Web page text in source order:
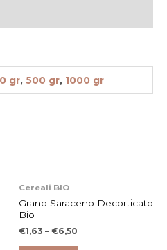
gr,500 gr, 1000 gr
Cereali BIO
Grano Saraceno Decorticato
Bio
€1,63 – €6,50
prodotto